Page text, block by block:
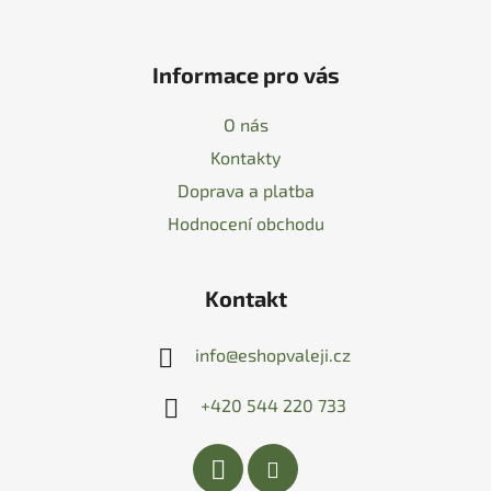
Informace pro vás
O nás
Kontakty
Doprava a platba
Hodnocení obchodu
Kontakt
info@eshopvaleji.cz
+420 544 220 733